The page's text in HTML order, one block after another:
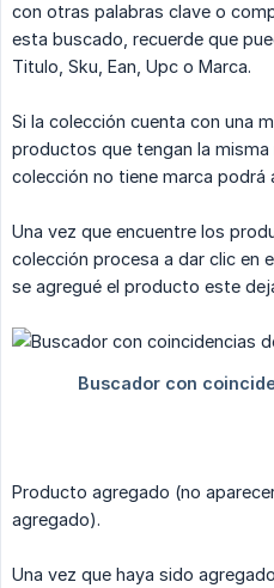
con otras palabras clave o
esta buscado, recuerde que
Titulo, Sku, Ean, Upc o Marca.
Si la colección cuenta con una
productos que tengan la misma
colección no tiene marca podrá
Una vez que encuentre los
colección procesa a dar clic en
se agregué el producto este
Producto agregado (no
agregado).
Una vez que haya sido